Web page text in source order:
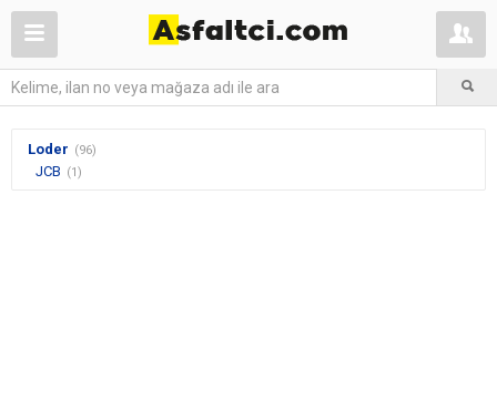
Loder (96)
JCB (1)